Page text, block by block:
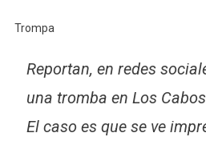
Trompa
Reportan, en redes
una tromba en Los
El caso es que se ve